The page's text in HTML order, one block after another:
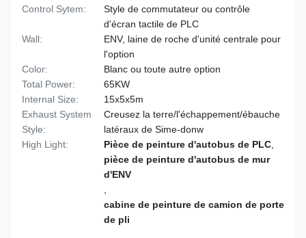
Control Sytem:
Style de commutateur ou contrôle
d'écran tactile de PLC
Wall:
ENV, laine de roche d'unité centrale pour
l'option
Color:
Blanc ou toute autre option
Total Power:
65KW
Internal Size:
15x5x5m
Exhaust System
Style:
Creusez la terre/l'échappement/ébauche
latéraux de Sime-donw
High Light:
Pièce de peinture d'autobus de PLC
pièce de peinture d'autobus de mur
d'ENV
cabine de peinture de camion de porte
de pli